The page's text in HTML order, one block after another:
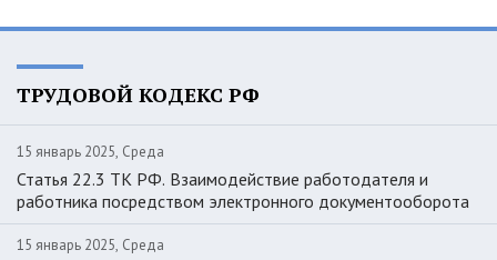
ТРУДОВОЙ КОДЕКС РФ
15 январь 2025, Среда
Статья 22.3 ТК РФ. Взаимодействие работодателя и
работника посредством электронного документооборота
15 январь 2025, Среда